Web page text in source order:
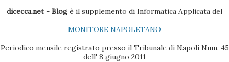
Contatti dell'Outlook 4 - Scaricare l'ultima versione del
dicecca.net - Blogè il supplemento di Informatica Applicata del
MONITORE NAPOLETANO
Periodico mensile registrato presso il Tribunale di Napoli Num. 45
dell' 8 giugno 2011